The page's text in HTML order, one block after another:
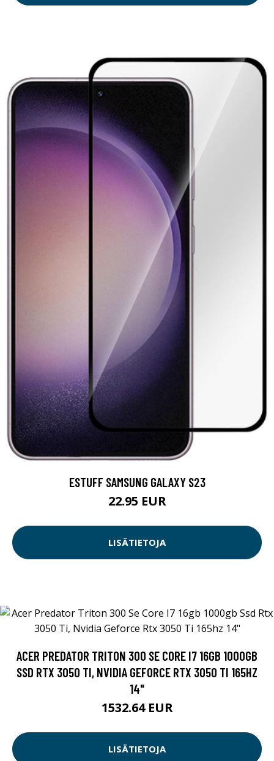
ESTUFF SAMSUNG GALAXY S23
22.95 EUR
LISÄTIETOJA
ACER PREDATOR TRITON 300 SE CORE I7 16GB 1000GB
SSD RTX 3050 TI, NVIDIA GEFORCE RTX 3050 TI 165HZ
14"
1532.64 EUR
LISÄTIETOJA